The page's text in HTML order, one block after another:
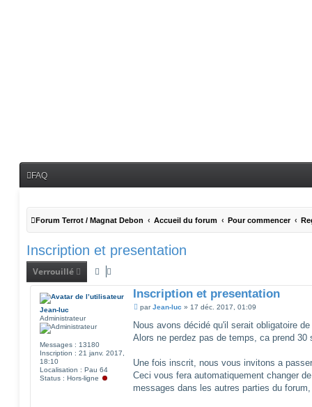
FAQ
Forum Terrot / Magnat Debon Accueil du forum Pour commencer
Inscription et presentation
Verrouillé
Jean-luc
Administrateur
Messages : 13180
Inscription : 21 janv. 2017,
18:10
Localisation : Pau 64
Status : Hors-ligne
Inscription et presentation
M
s
a
parJean-luc » 17 déc. 2017, 01:09
Nous avons décidé qu'il serait obligatoire
Alors ne perdez pas de temps, ca prend 30
Une fois inscrit, nous vous invitons a
Ceci vous fera automatiquement changer
messages dans les autres parties du